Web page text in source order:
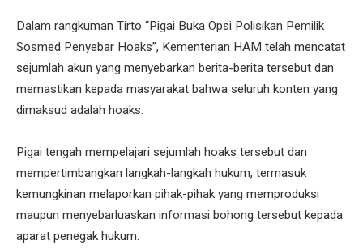
Dalam rangkuman Tirto “Pigai Buka Opsi Polisikan Pemilik
Sosmed Penyebar Hoaks”, Kementerian HAM telah mencatat
sejumlah akun yang menyebarkan berita-berita tersebut dan
memastikan kepada masyarakat bahwa seluruh konten yang
dimaksud adalah hoaks.
Pigai tengah mempelajari sejumlah hoaks tersebut dan
mempertimbangkan langkah-langkah hukum, termasuk
kemungkinan melaporkan pihak-pihak yang memproduksi
maupun menyebarluaskan informasi bohong tersebut kepada
aparat penegak hukum.